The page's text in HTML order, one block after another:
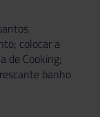
colocar a
de Cooking;
banho